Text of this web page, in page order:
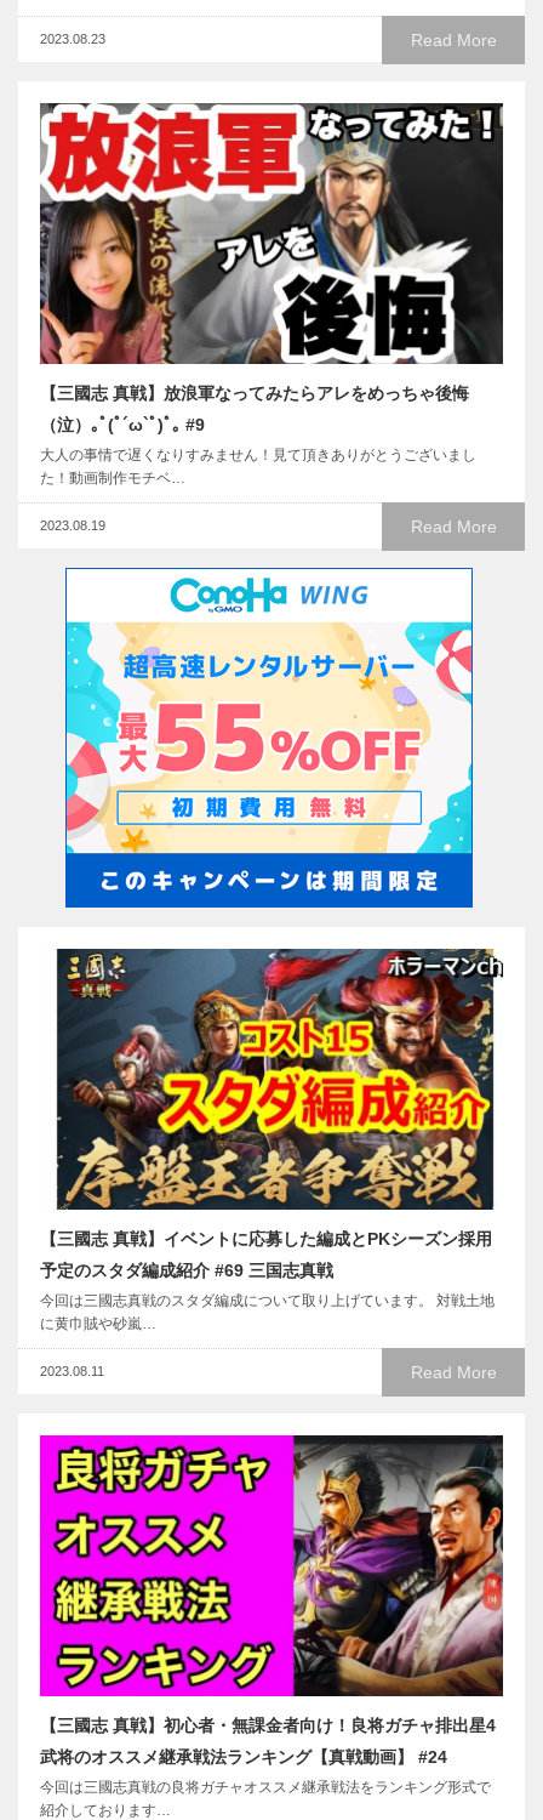
Read More
2023.08.23
【三國志 真戦】放浪軍なってみたらアレをめっちゃ後悔
（泣）｡ﾟ(ﾟ´ω`ﾟ)ﾟ｡ #9
大人の事情で遅くなりすみません！見て頂きありがとうございまし
た！動画制作モチベ…
Read More
2023.08.19
【三國志 真戦】イベントに応募した編成とPKシーズン採用
予定のスタダ編成紹介 #69 三国志真戦
今回は三國志真戦のスタダ編成について取り上げています。 対戦土地
に黄巾賊や砂嵐…
Read More
2023.08.11
【三國志 真戦】初心者・無課金者向け！良将ガチャ排出星4
武将のオススメ継承戦法ランキング【真戦動画】 #24
今回は三國志真戦の良将ガチャオススメ継承戦法をランキング形式で
紹介しております…